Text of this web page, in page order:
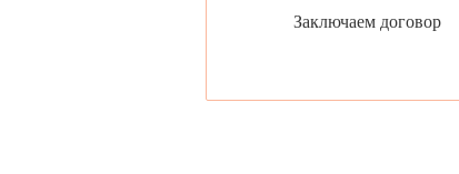
Заключаем договор